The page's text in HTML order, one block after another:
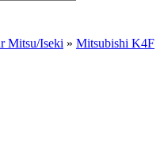
Mitsu/Iseki » Mitsubishi K4F